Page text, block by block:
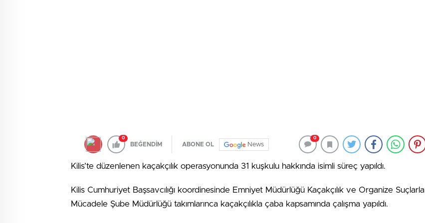
0
BEĞENDİM ABONE OL News
0
Kilis’te düzenlenen kaçakçılık operasyonunda 31 kuşkulu hakkında isimli süreç yapıldı.
Kilis Cumhuriyet Başsavcılığı koordinesinde Emniyet Müdürlüğü Kaçakçılık ve Organize Suçlarla
Mücadele Şube Müdürlüğü takımlarınca kaçakçılıkla çaba kapsamında çalışma yapıldı.